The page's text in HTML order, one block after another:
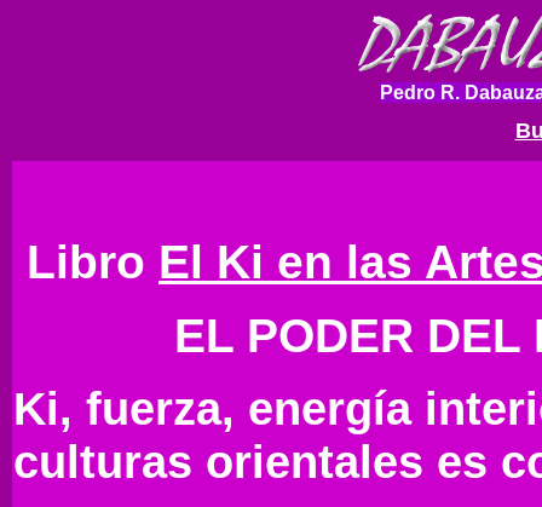
Pedro R.
Libro El Ki en las
EL PODER
Ki, fuerza, energía
culturas orientales es